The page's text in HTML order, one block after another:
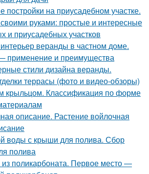
постройки на приусадебном участке.
руками: простые и интересные
и приусадебных участков
веранды в частном доме.
применение и преимущества
стили дизайна веранды.
террасы (фото и видео-обзоры)
крыльцом. Классификация по форме
описание. Растение войлочная
воды с крыши для полива. Сбор
полива
поликарбоната. Первое место —